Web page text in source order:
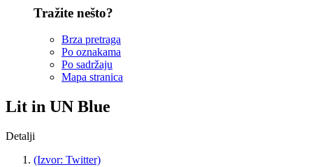
Tražite nešto?
Brza pretraga
Po oznakama
Po sadržaju
Mapa stranica
Lit in UN Blue
Detalji
(Izvor: Twitter)